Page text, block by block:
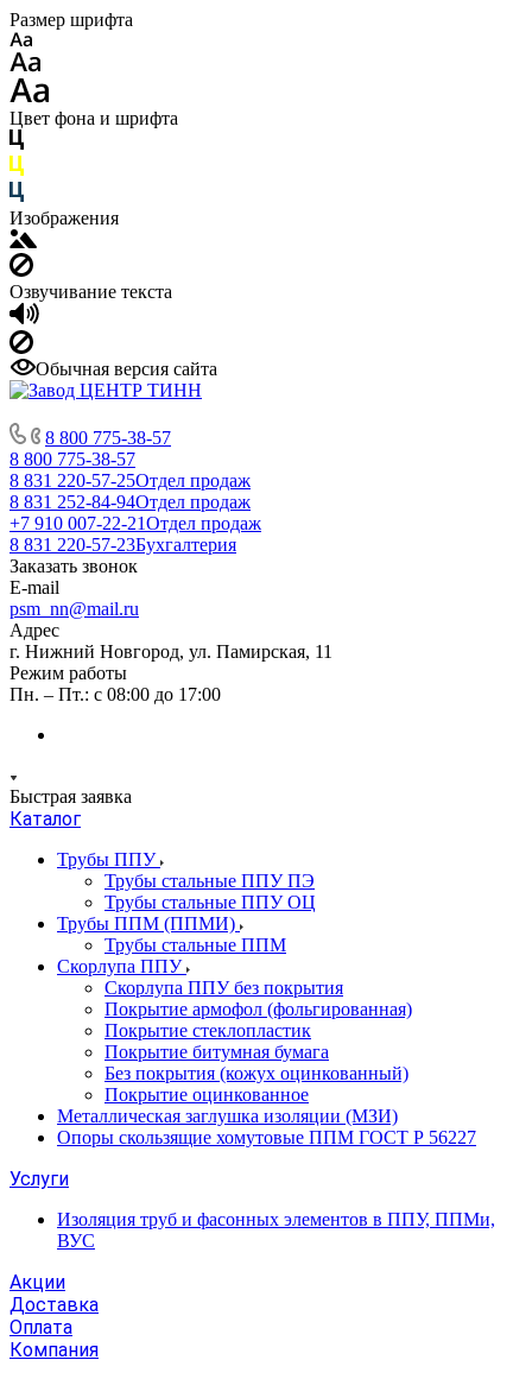
Размер шрифта
Цвет фона и шрифта
Изображения
Озвучивание текста
Обычная версия сайта
8 800 775-38-57
8 800 775-38-57
8 831 220-57-25Отдел продаж
8 831 252-84-94Отдел продаж
+7 910 007-22-21Отдел продаж
8 831 220-57-23Бухгалтерия
Заказать звонок
E-mail
psm_nn@mail.ru
Адрес
г. Нижний Новгород, ул. Памирская, 11
Режим работы
Пн. – Пт.: с 08:00 до 17:00
Быстрая заявка
Каталог
Трубы ППУ
Трубы стальные ППУ ПЭ
Трубы стальные ППУ ОЦ
Трубы ППМ (ППМИ)
Трубы стальные ППМ
Скорлупа ППУ
Скорлупа ППУ без покрытия
Покрытие армофол (фольгированная)
Покрытие стеклопластик
Покрытие битумная бумага
Без покрытия (кожух оцинкованный)
Покрытие оцинкованное
Металлическая заглушка изоляции (МЗИ)
Опоры скользящие хомутовые ППМ ГОСТ Р 56227
Услуги
Изоляция труб и фасонных элементов в ППУ, ППМи,
ВУС
Акции
Доставка
Оплата
Компания